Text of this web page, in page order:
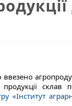
склав
«Інститут